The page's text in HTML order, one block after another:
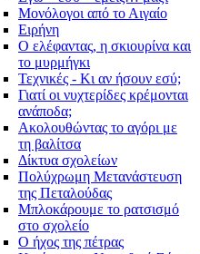
Μονόλογοι από το Αιγαίο
Ειρήνη
Ο ελέφαντας, η σκιουρίνα και
το μυρμήγκι
Τεχνικές - Κι αν ήσουν εσύ;
Γιατί οι νυχτερίδες κρέμονται
ανάποδα;
Ακολουθώντας το αγόρι με
τη βαλίτσα
Δίκτυα σχολείων
Πολύχρωμη Μετανάστευση
της Πεταλούδας
Μπλοκάρουμε το ρατσισμό
στο σχολείο
Ο ήχος της πέτρας